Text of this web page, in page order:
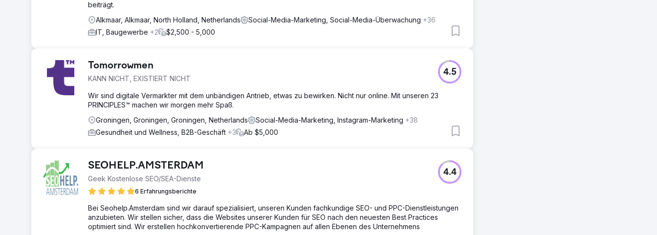
beiträgt.
Alkmaar, Alkmaar, North Holland, Netherlands
Social-Media-Marketing, Social-Media-Überwachung +36
IT, Baugewerbe +2 $2,500 - 5,000
Tomorrowmen
KANN NICHT, EXISTIERT NICHT
4.5
Wir sind digitale Vermarkter mit dem unbändigen Antrieb, etwas zu bewirken. Nicht nur online. Mit unseren 23
PRINCIPLES™ machen wir morgen mehr Spaß.
Groningen, Groningen, Groningen, Netherlands
Social-Media-Marketing, Instagram-Marketing +38
Gesundheit und Wellness, B2B-Geschäft +3 Ab $5,000
SEOHELP.AMSTERDAM
Geek Kostenlose SEO/SEA-Dienste
6 Erfahrungsberichte
4.4
Bei Seohelp.Amsterdam sind wir darauf spezialisiert, unseren Kunden fachkundige SEO- und PPC-Dienstleistungen
anzubieten. Wir stellen sicher, dass die Websites unserer Kunden für SEO nach den neuesten Best Practices
optimiert sind. Wir erstellen hochkonvertierende PPC-Kampagnen auf allen Ebenen des Unternehmens